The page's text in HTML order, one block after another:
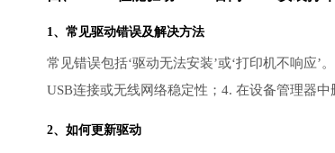
1、常见驱动错误及解决方法
常见错误包括‘驱动无法安装’或‘打印机不响应
USB连接或无线网络稳定性；4. 在设备管理器中
2、如何更新驱动